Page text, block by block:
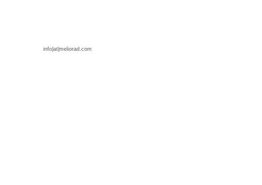
info|at|meliorad.com